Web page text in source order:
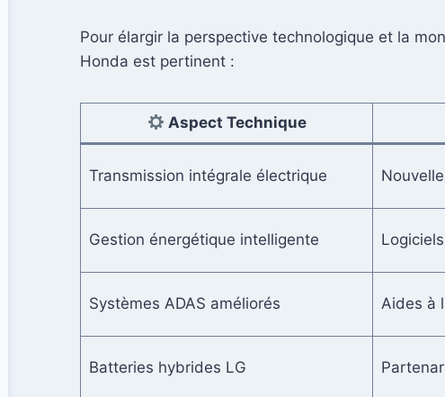
Pour élargir la perspective technologique et la
Honda est pertinent :
Aspect Technique
Transmission intégrale électrique
Gestion énergétique intelligente
Systèmes ADAS améliorés Aides à
Batteries hybrides LG